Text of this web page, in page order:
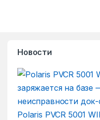
Новости
Polaris PVCR 5001